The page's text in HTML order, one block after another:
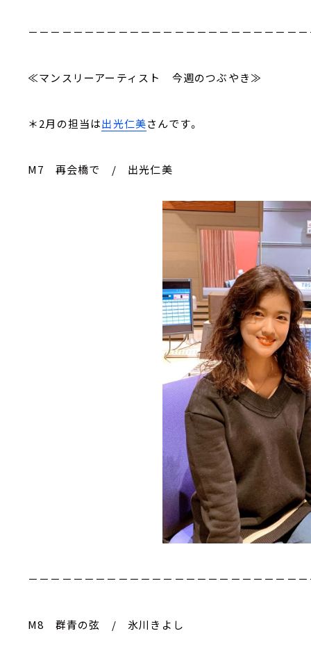
－－－－－－－－－－－－－－－－－－－－－－－－
≪マンスリーアーティスト 今週のつぶやき≫
＊2月の担当は出光仁美さんです。
M7 再会橋で / 出光仁美
－－－－－－－－－－－－－－－－－－－－－－－－
M8 群青の弦 / 氷川きよし